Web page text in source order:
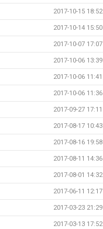
2017-10-15 18:52
2017-10-14 15:50
2017-10-07 17:07
2017-10-06 13:39
2017-10-06 11:41
2017-10-06 11:36
2017-09-27 17:11
2017-08-17 10:43
2017-08-16 19:58
2017-08-11 14:36
2017-08-01 14:32
2017-06-11 12:17
2017-03-23 21:29
2017-03-13 17:52